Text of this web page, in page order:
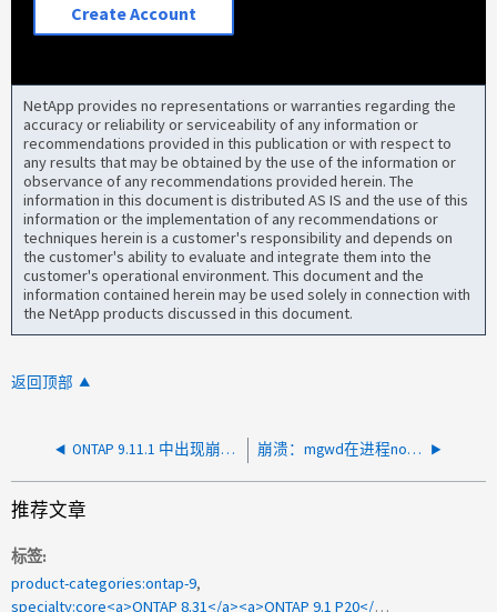
Create Account
NetApp provides no representations or warranties regarding the
accuracy or reliability or serviceability of any information or
recommendations provided in this publication or with respect to
any results that may be obtained by the use of the information or
observance of any recommendations provided herein. The
information in this document is distributed AS IS and the use of this
information or the implementation of any recommendations or
techniques herein is a customer's responsibility and depends on
the customer's ability to evaluate and integrate them into the
customer's operational environment. This document and the
information contained herein may be used solely in connection with
the NetApp products discussed in this document.
返回顶部
ONTAP 9.11.1 中出现崩溃，decompress_thread 中断言失败 崩溃：mgwd在进程nodewdogg中无响应
推荐文章
标签
product-categories:ontap-9
specialty:core<a>ONTAP 8.31</a><a>ONTAP 9.1 P20</a><a>磁盘POH</a>